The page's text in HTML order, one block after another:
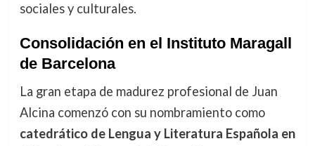
sociales y culturales.
Consolidación en el Instituto Maragall
de Barcelona
La gran etapa de madurez profesional de Juan
Alcina comenzó con su nombramiento como
catedrático de Lengua y Literatura Española en